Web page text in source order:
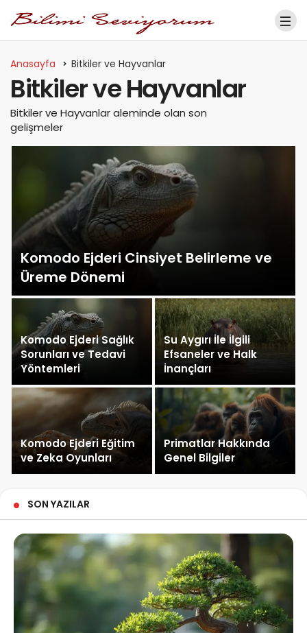
Anasayfa Bitkiler ve Hayvanlar
Bitkiler ve Hayvanlar
Bitkiler ve Hayvanlar aleminde olan son
gelişmeler
Komodo Ejderi Cinsiyet Belirleme ve
Üreme Dönemi
Komodo Ejderi Sağlık
Sorunları ve Tedavi
Yöntemleri
Su Aygırı İle İlgili
Efsaneler ve Halk
İnançları
Komodo Ejderi Eğitim
ve Zeka Oyunları
Primatlar Hakkında
Genel Bilgiler
SON YAZILAR